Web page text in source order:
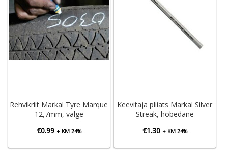
Rehvikriit Markal Tyre Marque
12,7mm, valge
€0.99 + KM 24%
Keevitaja pliiats Markal Silver
Streak, hõbedane
€1.30 + KM 24%